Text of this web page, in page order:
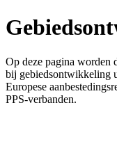
Op deze pagina worden
bij gebiedsontwikkeling
Europese
PPS-verbanden.